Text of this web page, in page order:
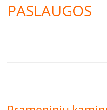
PASLAUGOS